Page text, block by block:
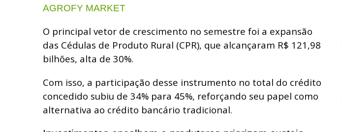
AGROFY MARKET
O principal vetor de crescimento no semestre foi a expansão
das Cédulas de Produto Rural (CPR), que alcançaram R$ 121,98
bilhões, alta de 30%.
Com isso, a participação desse instrumento no total do crédito
concedido subiu de 34% para 45%, reforçando seu papel como
alternativa ao crédito bancário tradicional.